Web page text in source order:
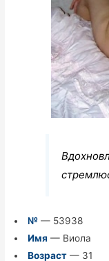
№— 53938
Имя— Виола
Возраст— 31